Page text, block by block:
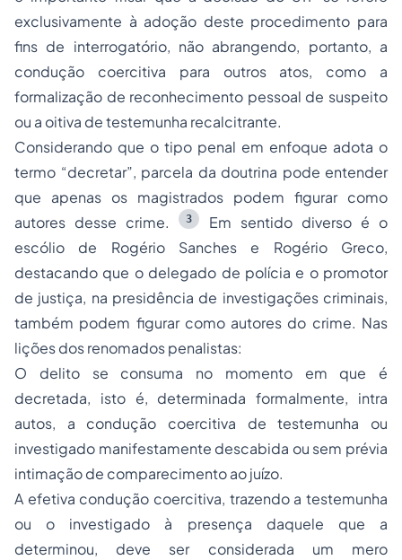
exclusivamente à adoção deste procedimento para
fins de interrogatório, não abrangendo, portanto, a
condução coercitiva para outros atos, como a
formalização de reconhecimento pessoal de suspeito
ou a oitiva de testemunha recalcitrante.
Considerando que o tipo penal em enfoque adota o
termo “decretar”, parcela da doutrina pode entender
que apenas os magistrados podem figurar como
autores desse crime. 3
Em sentido diverso é o
escólio de Rogério Sanches e Rogério Greco,
destacando que o delegado de polícia e o promotor
de justiça, na presidência de investigações criminais,
também podem figurar como autores do crime. Nas
lições dos renomados penalistas:
O delito se consuma no momento em que é
decretada, isto é, determinada formalmente, intra
autos, a condução coercitiva de testemunha ou
investigado manifestamente descabida ou sem prévia
intimação de comparecimento ao juízo.
A efetiva condução coercitiva, trazendo a testemunha
ou o investigado à presença daquele que a
determinou, deve ser considerada um mero